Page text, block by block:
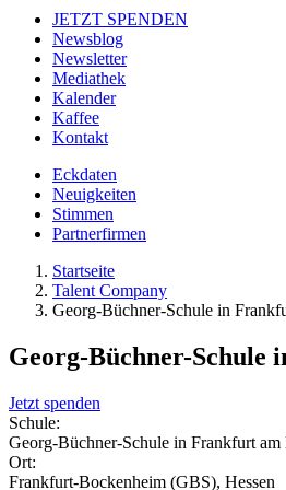
JETZT SPENDEN
Newsblog
Newsletter
Mediathek
Kalender
Kaffee
Kontakt
Eckdaten
Neuigkeiten
Stimmen
Partnerfirmen
Startseite
Talent Company
Georg-Büchner-Schule in
Georg-Büchner-
Jetzt spenden
Schule:
Georg-Büchner-Schule in Frankfurt am
Ort:
Frankfurt-Bockenheim (GBS), Hessen